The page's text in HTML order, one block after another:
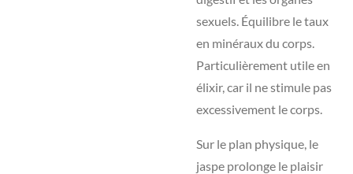
sexuels. Équilibre le taux
en minéraux du corps.
Particulièrement utile en
élixir, car il ne stimule pas
excessivement le corps.
Sur le plan physique, le
jaspe prolonge le plaisir